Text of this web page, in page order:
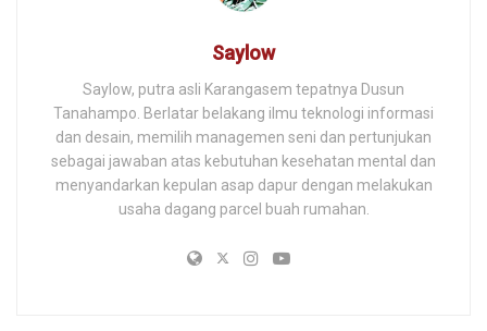
Saylow
Saylow, putra asli Karangasem tepatnya Dusun
Tanahampo. Berlatar belakang ilmu teknologi informasi
dan desain, memilih managemen seni dan pertunjukan
sebagai jawaban atas kebutuhan kesehatan mental dan
menyandarkan kepulan asap dapur dengan melakukan
usaha dagang parcel buah rumahan.